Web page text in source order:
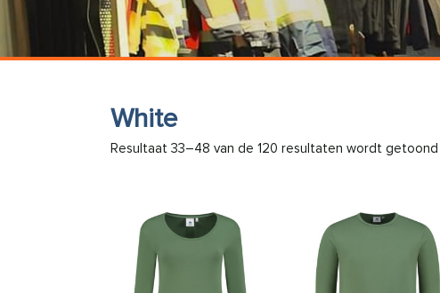
White
Resultaat 33–48 van de 120 resultaten wordt getoond